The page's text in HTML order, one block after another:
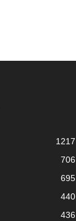
1217
706
695
440
436